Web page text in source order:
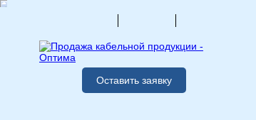
Оставить заявку